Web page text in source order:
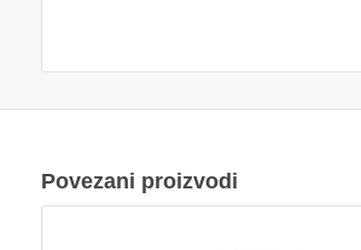
Povezani proizvodi